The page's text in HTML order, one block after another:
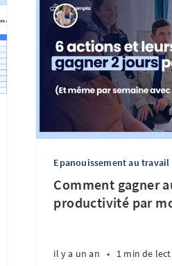
Epanouissement au travail
Comment gagner
productivité par
il y a un an • 1 min de